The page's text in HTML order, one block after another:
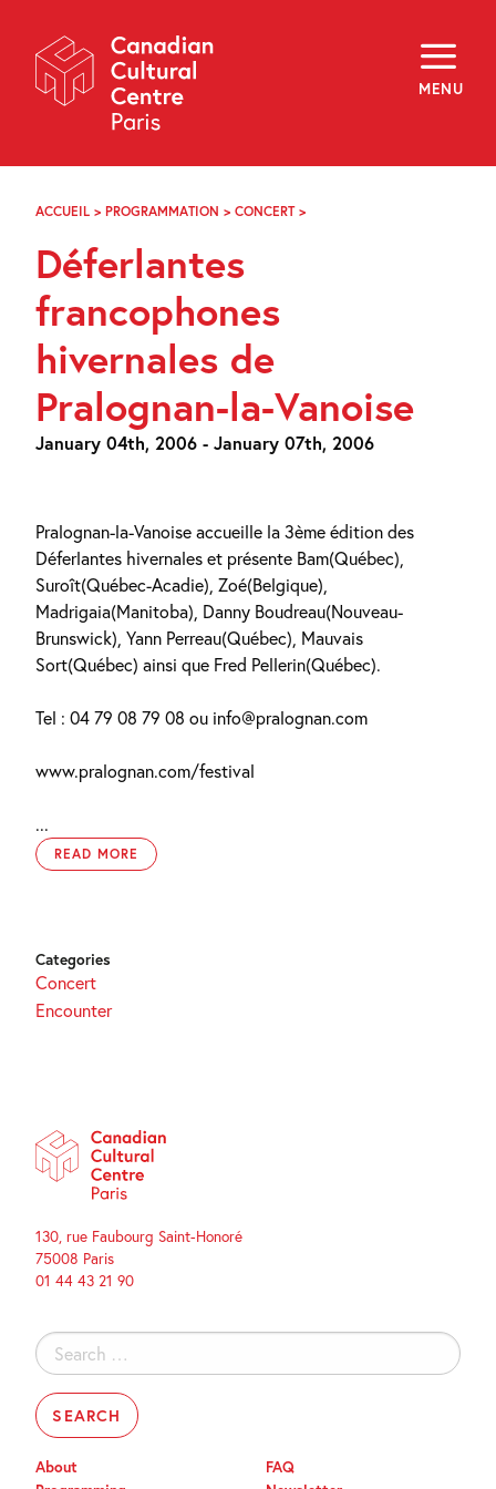
Navigation
MENU
About
Programming
Off-Site
Explore
Archives
f i y
ACCUEIL > PROGRAMMATION > CONCERT>
Déferlantes
francophones
hivernales de
Pralognan-la-Vanoise
January 04th, 2006 - January 07th, 2006
Pralognan-la-Vanoise accueille la 3ème édition des
Déferlantes hivernales et présente Bam(Québec),
Suroît(Québec-Acadie), Zoé(Belgique),
Madrigaia(Manitoba), Danny Boudreau(Nouveau-
Brunswick), Yann Perreau(Québec), Mauvais
Sort(Québec) ainsi que Fred Pellerin(Québec).
Tel : 04 79 08 79 08 ou info@pralognan.com
www.pralognan.com/festival
...
READ MORE
Categories
Concert
Encounter
130, rue Faubourg Saint-Honoré
75008 Paris
01 44 43 21 90
Search
for:
About
FAQ